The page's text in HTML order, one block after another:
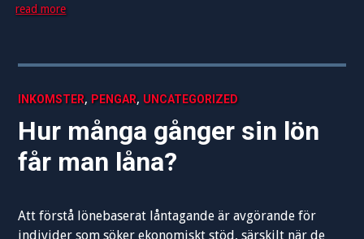
read more
INKOMSTER, PENGAR, UNCATEGORIZED
Hur många gånger sin lön
får man låna?
Att förstå lönebaserat låntagande är avgörande för
individer som söker ekonomiskt stöd, särskilt när de